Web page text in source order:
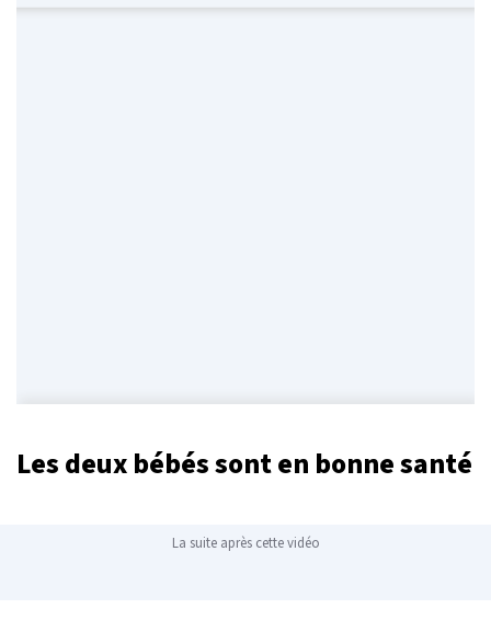
Les deux bébés sont en bonne santé
La suite après cette vidéo